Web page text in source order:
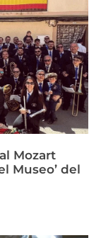
Mozart
Museo’ del